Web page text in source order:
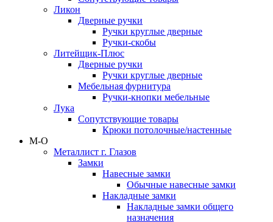
Ликон
Дверные ручки
Ручки круглые дверные
Ручки-скобы
Литейщик-Плюс
Дверные ручки
Ручки круглые дверные
Мебельная фурнитура
Ручки-кнопки мебельные
Лука
Сопутствующие товары
Крюки потолочные/настенные
М-О
Металлист г. Глазов
Замки
Навесные замки
Обычные навесные замки
Накладные замки
Накладные замки общего
назначения